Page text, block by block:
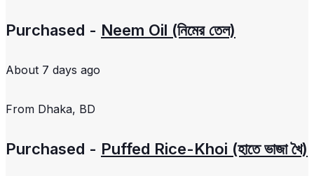
Purchased - Neem Oil (নিমের তেল)
About 7 days ago
From Dhaka, BD
Purchased - Puffed Rice-Khoi (হাতে ভাজা খৈ)